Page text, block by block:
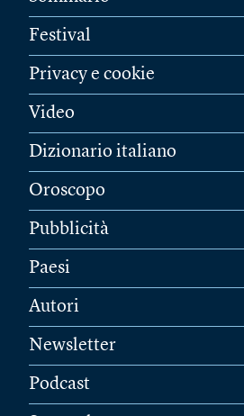
Festival
Privacy e cookie
Video
Dizionario italiano
Oroscopo
Pubblicità
Paesi
Autori
Newsletter
Podcast